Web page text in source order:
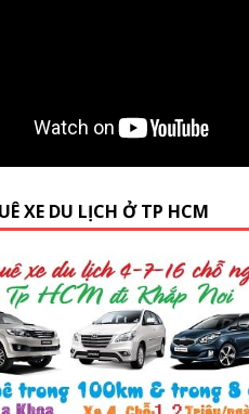
XE DU LỊCH Ở TP HCM